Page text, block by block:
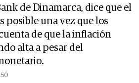
de Dinamarca, dice que el
posible una vez que los
de que la inflación
alta a pesar del